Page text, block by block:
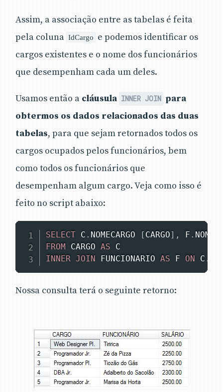
Assim, a associação entre as tabelas é feita
pela coluna IdCargo e podemos identificar os
cargos existentes e o nome dos funcionários
que desempenham cada um deles.
Usamos então a cláusula INNER JOIN para
obtermos os dados relacionados das duas
tabelas, para que sejam retornados todos os
cargos ocupados pelos funcionários, bem
como todos os funcionários que
desempenham algum cargo. Veja como isso é
feito no script abaixo:
SELECT C . NOMECARGO [ CARGO] , F .
FROM CARGO AS
INNER JOIN FUNCIONARIO AS F ON C .
Nossa consulta terá o seguinte retorno: